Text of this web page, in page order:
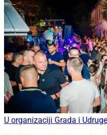
U organizaciji Grada i